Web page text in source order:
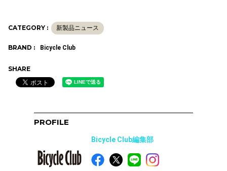
CATEGORY : 新製品ニュース
BRAND : Bicycle Club
SHARE
PROFILE
Bicycle Club編集部